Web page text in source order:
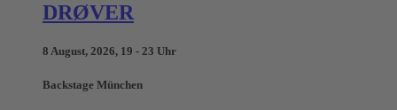
DRØVER
8 August, 2026, 19 - 23 Uhr
Backstage München